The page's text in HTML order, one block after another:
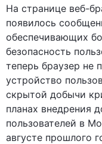
На странице веб-
появилось
обеспечивающих
безопасность
теперь браузер не
устройство
скрытой добычи
планах внедрения
пользователей в
августе прошлого